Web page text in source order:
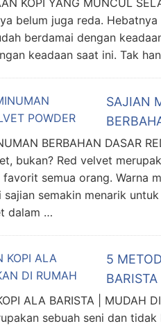
belum juga reda.
berdamai dengan
keadaan saat ini. Tak
SAJIAN
BERBAHAN DASAR
bukan? Red velvet
semua orang. Warna
semakin menarik
dalam …
5
ALA BARISTA | MUDAH
sebuah seni dan